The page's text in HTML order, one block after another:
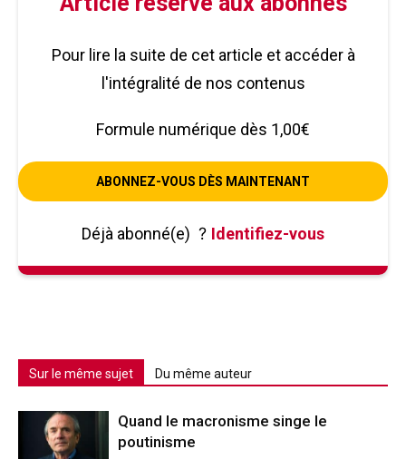
Pour lire la suite de cet article et accéder à
l'intégralité de nos contenus
Formule numérique dès 1,00€
ABONNEZ-VOUS DÈS MAINTENANT
Déjà abonné(e) ? Identifiez-vous
Sur le même sujet Du même auteur
Quand le macronisme singe le
poutinisme